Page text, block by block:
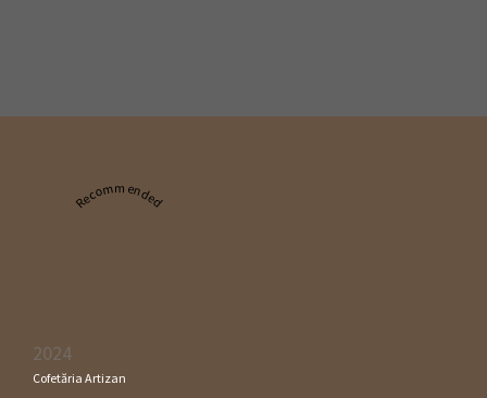
Recommended
2024
Cofetăria Artizan